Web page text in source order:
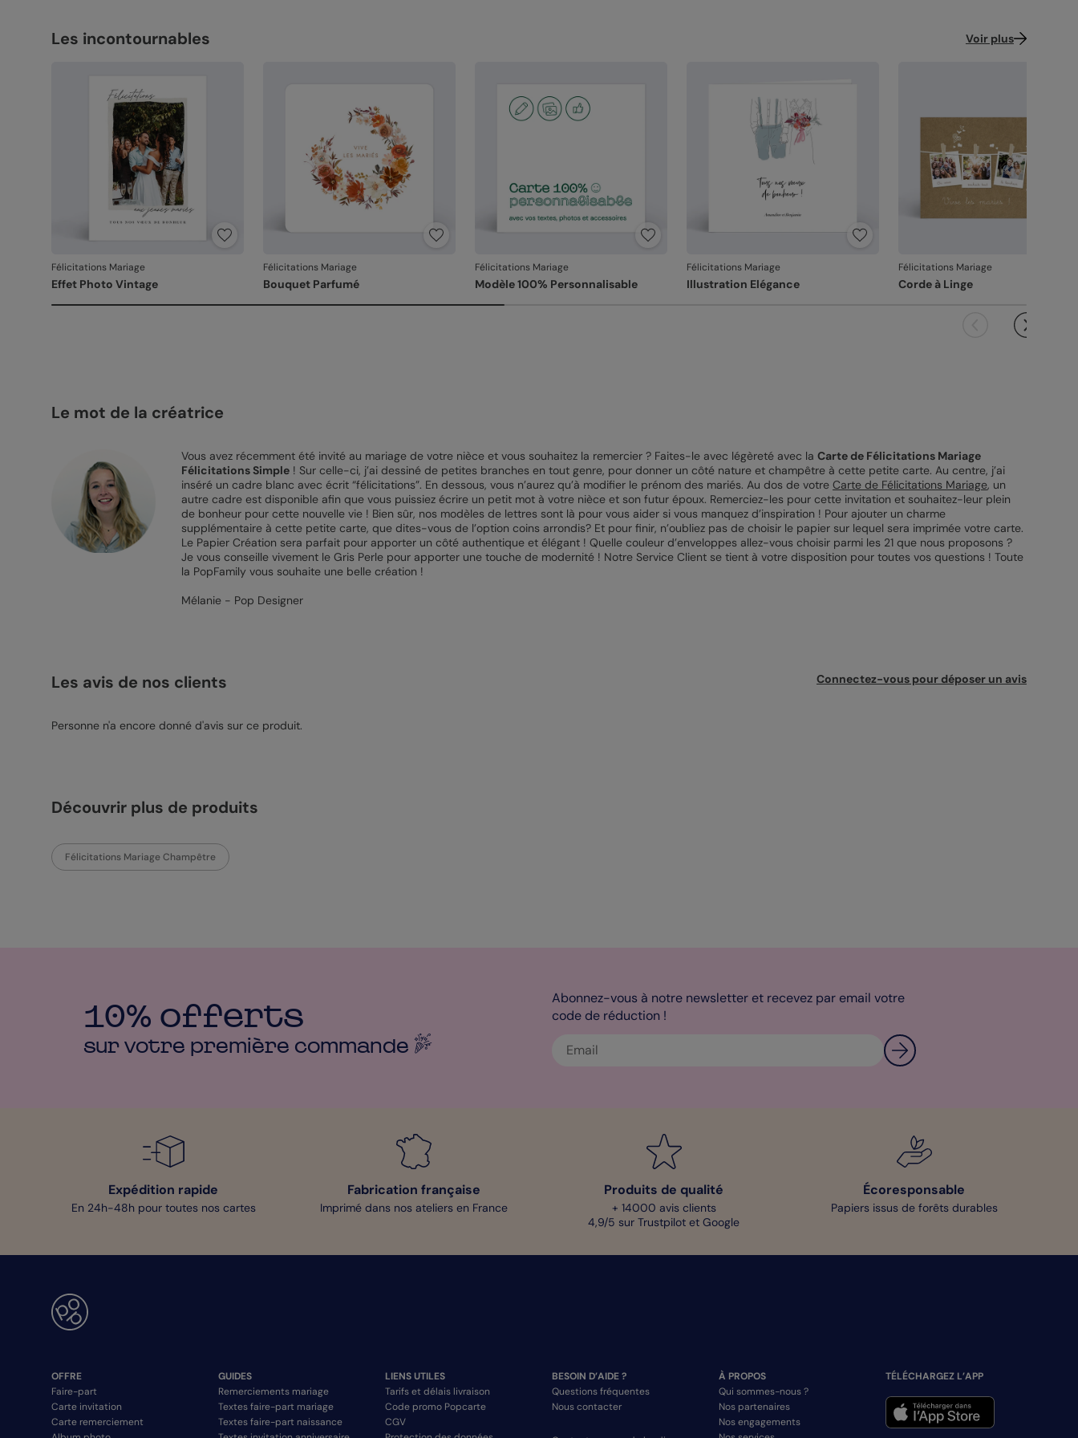
Les incontournables Voir plus
Félicitations Mariage
Effet Photo Vintage
Félicitations Mariage
Bouquet Parfumé
Félicitations Mariage
Modèle 100% Personnalisable
Félicitations Mariage
Illustration Elégance
Félicitations Mariage
Corde à Linge
Le mot de la créatrice
Vous avez récemment été invité au mariage de votre nièce et vous souhaitez la remercier ? Faites-le avec légèreté avec la Carte de Félicitations Mariage
Félicitations Simple! Sur celle-ci, j’ai dessiné de petites branches en tout genre, pour donner un côté nature et champêtre à cette petite carte. Au centre, j’ai
inséré un cadre blanc avec écrit “félicitations”. En dessous, vous n’aurez qu’à modifier le prénom des mariés. Au dos de votre Carte de Félicitations Mariage, un
autre cadre est disponible afin que vous puissiez écrire un petit mot à votre nièce et son futur époux. Remerciez-les pour cette invitation et souhaitez-leur plein
de bonheur pour cette nouvelle vie ! Bien sûr, nos modèles de lettres sont là pour vous aider si vous manquez d’inspiration ! Pour ajouter un charme
supplémentaire à cette petite carte, que dites-vous de l’option coins arrondis? Et pour finir, n’oubliez pas de choisir le papier sur lequel sera imprimée votre carte.
Le Papier Création sera parfait pour apporter un côté authentique et élégant ! Quelle couleur d’enveloppes allez-vous choisir parmi les 21 que nous proposons ?
Je vous conseille vivement le Gris Perle pour apporter une touche de modernité ! Notre Service Client se tient à votre disposition pour toutes vos questions ! Toute
la PopFamily vous souhaite une belle création !
Mélanie - Pop Designer
Les avis de nos clients Connectez-vous pour déposer un avis
Personne n'a encore donné d'avis sur ce produit.
Découvrir plus de produits
Félicitations Mariage Champêtre
10% offerts
sur votre première commande
Abonnez-vous à notre newsletter et recevez par email votre
code de réduction !
Expédition rapide
En 24h-48h pour toutes nos cartes
Fabrication française
Imprimé dans nos ateliers en France
Produits de qualité
+ 14000 avis clients
4,9/5 sur Trustpilot et Google
Écoresponsable
Papiers issus de forêts durables
OFFRE
Faire-part
Carte invitation
Carte remerciement
GUIDES
Remerciements mariage
Textes faire-part mariage
Textes faire-part naissance
LIENS UTILES
Tarifs et délais livraison
Code promo Popcarte
CGV
BESOIN D’AIDE ?
Questions fréquentes
Nous contacter
À PROPOS
Qui sommes-nous ?
Nos partenaires
Nos engagements
TÉLÉCHARGEZ L’APP